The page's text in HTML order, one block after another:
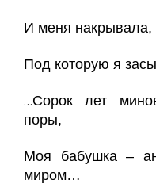
И меня накрывала,
Под которую я
…Сорок лет
поры,
Моя бабушка –
миром…